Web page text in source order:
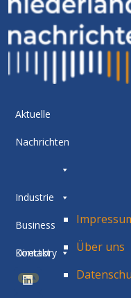
Aktuelle
Nachrichten
Industrie
Business
Directory
BETA
Kontakt
Über uns